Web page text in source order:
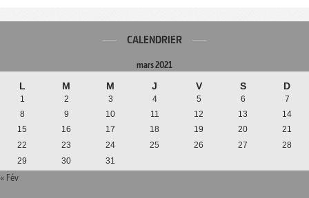
CALENDRIER
mars 2021
L M M J V S D
1 2 3 4 5 6
7
8
9 10 11 12 13
14
15
16 17 18 19 20
21
22
23 24 25 26 27
28
29
30 31
« Fév